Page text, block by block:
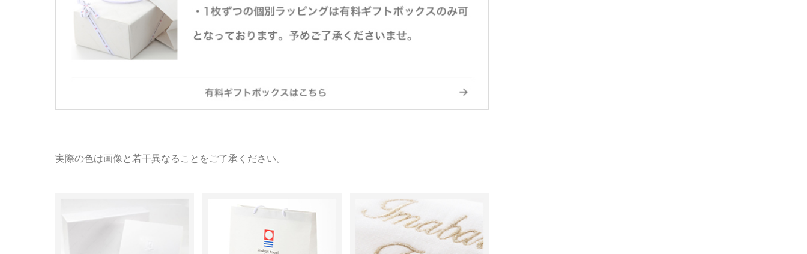
実際の色は画像と若干異なることをご了承ください。